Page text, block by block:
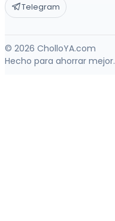
Telegram
© 2026 CholloYA.com
Hecho para ahorrar mejor.